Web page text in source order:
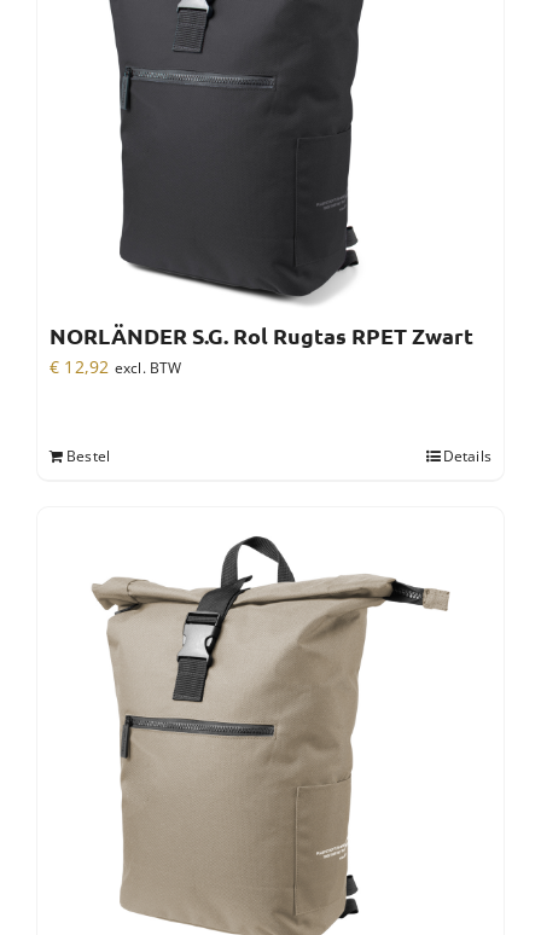
NORLÄNDER S.G. Rol Rugtas RPET Zwart
€ 12,92 excl. BTW
Bestel Details